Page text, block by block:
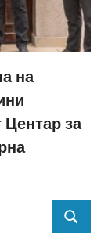
на
за
SEARCH